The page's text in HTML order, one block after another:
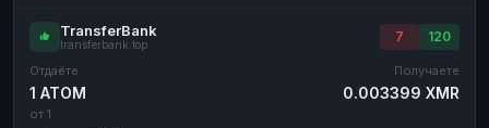
TransferBank
transferbank.top
7 120
Отдаёте
1 ATOM
от 1
Получаете
0.003399 XMR